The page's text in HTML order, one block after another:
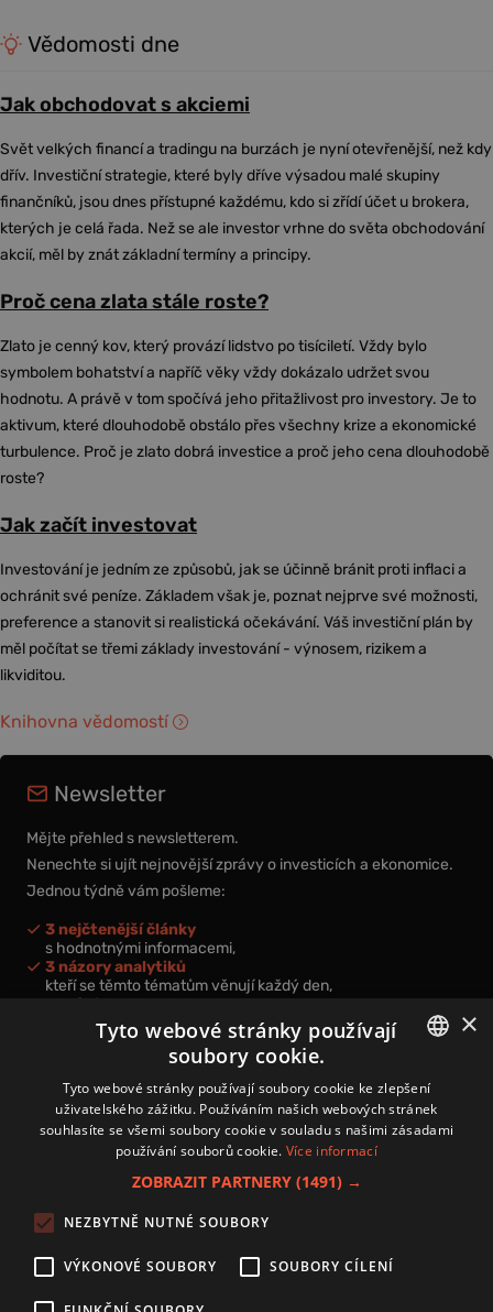
Vědomosti dne
Jak obchodovat s akciemi
Svět velkých financí a tradingu na burzách je nyní otevřenější, než kdy
dřív. Investiční strategie, které byly dříve výsadou malé skupiny
finančníků, jsou dnes přístupné každému, kdo si zřídí účet u brokera,
kterých je celá řada. Než se ale investor vrhne do světa obchodování
akcií, měl by znát základní termíny a principy.
Proč cena zlata stále roste?
Zlato je cenný kov, který provází lidstvo po tisíciletí. Vždy bylo
symbolem bohatství a napříč věky vždy dokázalo udržet svou
hodnotu. A právě v tom spočívá jeho přitažlivost pro investory. Je to
aktivum, které dlouhodobě obstálo přes všechny krize a ekonomické
turbulence. Proč je zlato dobrá investice a proč jeho cena dlouhodobě
roste?
Jak začít investovat
Investování je jedním ze způsobů, jak se účinně bránit proti inflaci a
ochránit své peníze. Základem však je, poznat nejprve své možnosti,
preference a stanovit si realistická očekávání. Váš investiční plán by
měl počítat se třemi základy investování - výnosem, rizikem a
likviditou.
Knihovna vědomostí
Newsletter
Mějte přehled s newsletterem.
Nenechte si ujít nejnovější zprávy o investicích a ekonomice.
Jednou týdně vám pošleme:
3 nejčtenější články
s hodnotnými informacemi,
3 názory analytiků
kteří se těmto tématům věnují každý den,
nová videa a podcasty
k prohloubení vašich znalostí.
Přihlášením k newsletteru vyjadřujete svůj souhlas spodmínkami
zpracování osobních údajů.
Zásady používání souborů cookies
Autoři
Nastavení cookies
CZECH
×
Tyto webové stránky používají
soubory cookie.
Tyto webové stránky používají soubory cookie ke zlepšení
uživatelského zážitku. Používáním našich webových stránek
souhlasíte se všemi soubory cookie v souladu s našimi zásadami
používání souborů cookie. Více informací
ZOBRAZIT PARTNERY (1491) →
NEZBYTNĚ NUTNÉ SOUBORY
VÝKONOVÉ SOUBORY SOUBORY CÍLENÍ